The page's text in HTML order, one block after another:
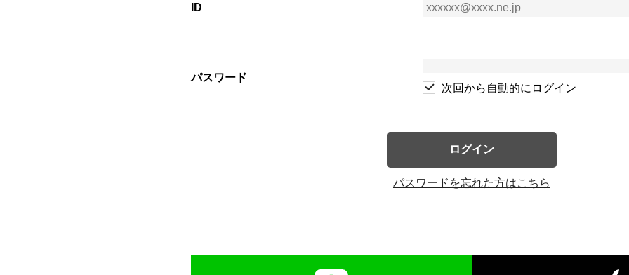
ID
パスワード
次回から自動的にログイン
ログイン
パスワードを忘れた方はこちら